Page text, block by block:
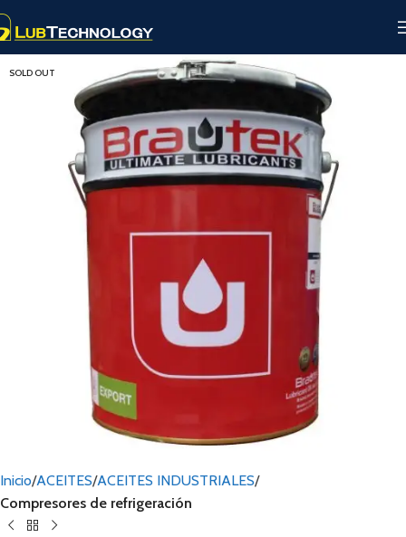
SOLD OUT
Inicio ACEITES ACEITES INDUSTRIALES
Compresores de refrigeración